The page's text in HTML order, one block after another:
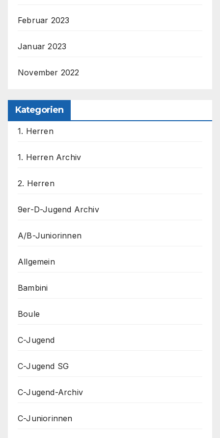
Februar 2023
Januar 2023
November 2022
Kategorien
1. Herren
1. Herren Archiv
2. Herren
9er-D-Jugend Archiv
A/B-Juniorinnen
Allgemein
Bambini
Boule
C-Jugend
C-Jugend SG
C-Jugend-Archiv
C-Juniorinnen